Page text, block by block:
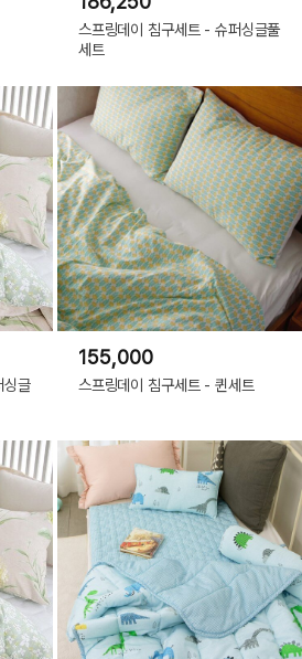
스프링데이 침구세트 - 슈퍼싱글풀
세트
싱글
155,000
스프링데이 침구세트 - 퀸세트